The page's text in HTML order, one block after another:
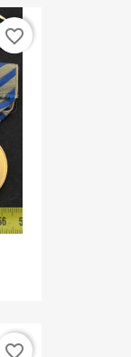
favorite_border
favorite_border